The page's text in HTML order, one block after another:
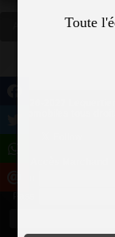
Toute
Occasions